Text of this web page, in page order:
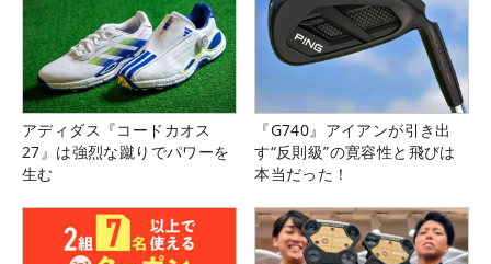
アディダス『コードカオス
27』は強烈な蹴りでパワーを
生む
『G740』アイアンが引き出
す“反則級”の寛容性と飛びは
本当だった！